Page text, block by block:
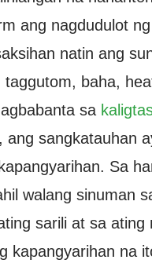
ang nagdudulot
natin ang
baha,
sa
ang sangkatauhan
Sa
walang sinuman
sarili at sa
kapangyarihan na